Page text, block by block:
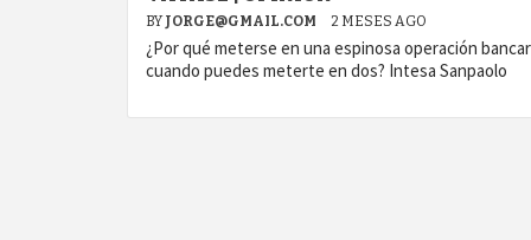
BY JORGE@GMAIL.COM 2 MESES AGO
¿Por qué meterse en una espinosa operación
cuando puedes meterte en dos? Intesa Sanpaolo